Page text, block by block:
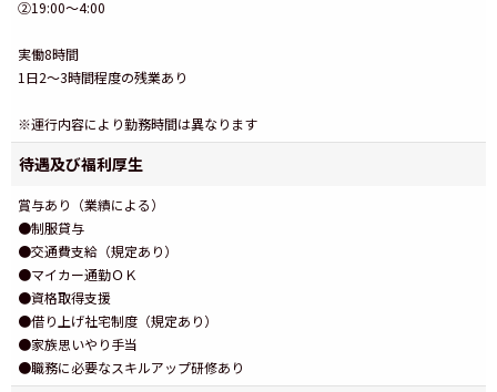
②19:00～4:00
実働8時間
1日2～3時間程度の残業あり
※運行内容により勤務時間は異なります
待遇及び福利厚生
賞与あり（業績による）
●制服貸与
●交通費支給（規定あり）
●マイカー通勤ＯＫ
●資格取得支援
●借り上げ社宅制度（規定あり）
●家族思いやり手当
●職務に必要なスキルアップ研修あり